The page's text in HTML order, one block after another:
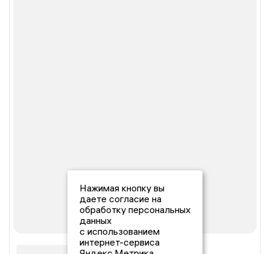
Нажимая кнопку вы
даете согласие на
обработку персональных
данных
с использованием
интернет-сервиса